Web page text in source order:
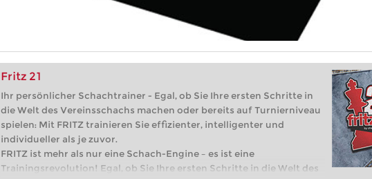
Fritz 21
Ihr persönlicher Schachtrainer - Egal, ob Sie Ihre ersten Schritte in
die Welt des Vereinsschachs machen oder bereits auf Turnierniveau
spielen: Mit FRITZ trainieren Sie effizienter, intelligenter und
individueller als je zuvor.
FRITZ ist mehr als nur eine Schach-Engine – es ist eine
Trainingsrevolution! Egal, ob Sie Ihre ersten Schritte in die Welt des